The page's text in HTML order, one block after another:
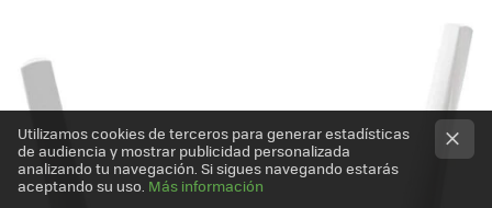
Utilizamos cookies de terceros para generar estadísticas
de audiencia y mostrar publicidad personalizada
analizando tu navegación. Si sigues navegando estarás
aceptando su uso. Más información